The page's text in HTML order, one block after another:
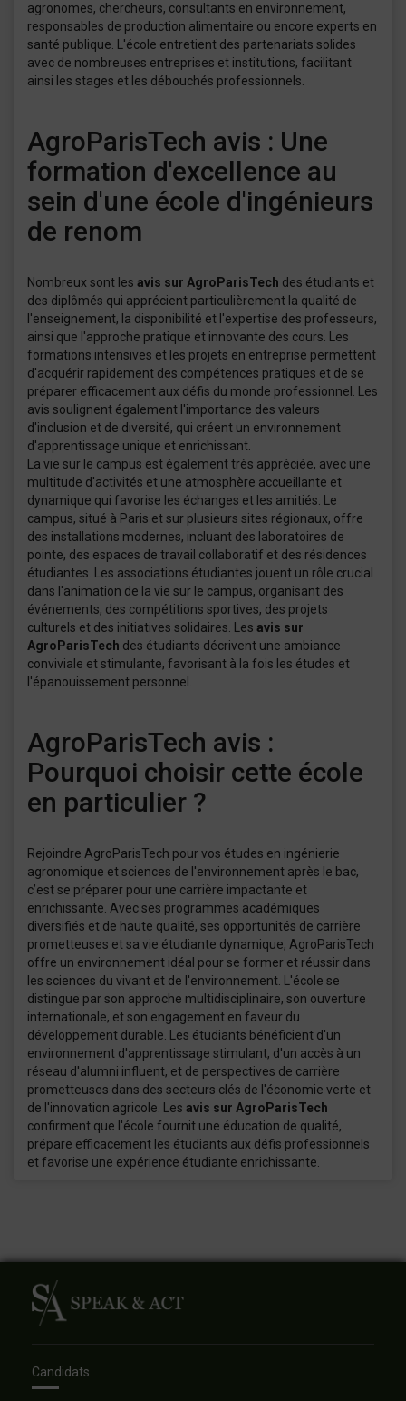
agronomes, chercheurs, consultants en environnement,
responsables de production alimentaire ou encore experts en
santé publique. L'école entretient des partenariats solides
avec de nombreuses entreprises et institutions, facilitant
ainsi les stages et les débouchés professionnels.
AgroParisTech avis : Une
formation d'excellence au
sein d'une école d'ingénieurs
de renom
Nombreux sont les avis sur AgroParisTech des étudiants et
des diplômés qui apprécient particulièrement la qualité de
l'enseignement, la disponibilité et l'expertise des professeurs,
ainsi que l'approche pratique et innovante des cours. Les
formations intensives et les projets en entreprise permettent
d'acquérir rapidement des compétences pratiques et de se
préparer efficacement aux défis du monde professionnel. Les
avis soulignent également l'importance des valeurs
d'inclusion et de diversité, qui créent un environnement
d'apprentissage unique et enrichissant.
La vie sur le campus est également très appréciée, avec une
multitude d'activités et une atmosphère accueillante et
dynamique qui favorise les échanges et les amitiés. Le
campus, situé à Paris et sur plusieurs sites régionaux, offre
des installations modernes, incluant des laboratoires de
pointe, des espaces de travail collaboratif et des résidences
étudiantes. Les associations étudiantes jouent un rôle crucial
dans l'animation de la vie sur le campus, organisant des
événements, des compétitions sportives, des projets
culturels et des initiatives solidaires. Les avis sur
AgroParisTech des étudiants décrivent une ambiance
conviviale et stimulante, favorisant à la fois les études et
l'épanouissement personnel.
AgroParisTech avis :
Pourquoi choisir cette école
en particulier ?
Rejoindre AgroParisTech pour vos études en ingénierie
agronomique et sciences de l'environnement après le bac,
c’est se préparer pour une carrière impactante et
enrichissante. Avec ses programmes académiques
diversifiés et de haute qualité, ses opportunités de carrière
prometteuses et sa vie étudiante dynamique, AgroParisTech
offre un environnement idéal pour se former et réussir dans
les sciences du vivant et de l'environnement. L'école se
distingue par son approche multidisciplinaire, son ouverture
internationale, et son engagement en faveur du
développement durable. Les étudiants bénéficient d'un
environnement d'apprentissage stimulant, d'un accès à un
réseau d'alumni influent, et de perspectives de carrière
prometteuses dans des secteurs clés de l'économie verte et
de l'innovation agricole. Les avis sur AgroParisTech
confirment que l'école fournit une éducation de qualité,
prépare efficacement les étudiants aux défis professionnels
et favorise une expérience étudiante enrichissante.
Candidats